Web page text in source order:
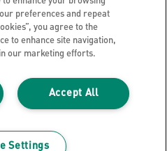
preferences and repeat
you agree to the
to enhance site navigation,
our marketing efforts.
Accept All
Settings